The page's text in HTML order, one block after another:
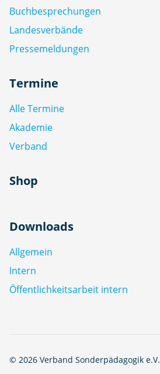
Buchbesprechungen
Landesverbände
Pressemeldungen
Termine
Alle Termine
Akademie
Verband
Shop
Downloads
Allgemein
Intern
Öffentlichkeitsarbeit intern
© 2026 Verband Sonderpädagogik e.V.